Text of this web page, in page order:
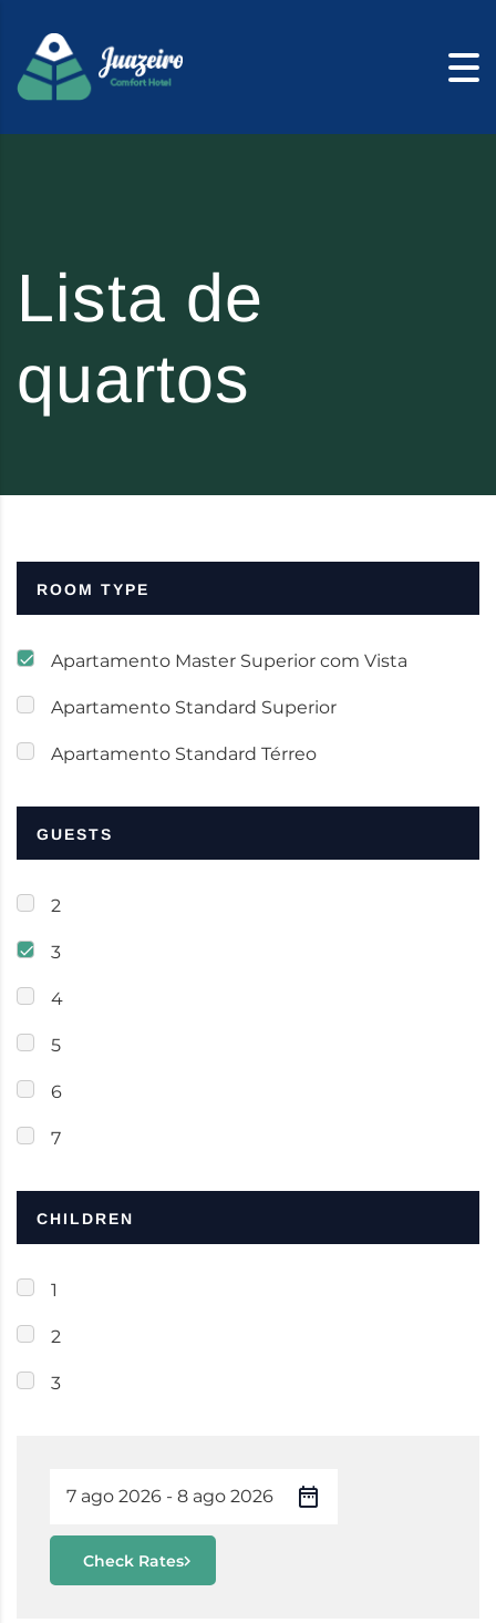
Lista de
quartos
ROOM TYPE
Apartamento Master Superior com Vista
Apartamento Standard Superior
Apartamento Standard Térreo
GUESTS
2
3
4
5
6
7
CHILDREN
1
2
3
Check Rates